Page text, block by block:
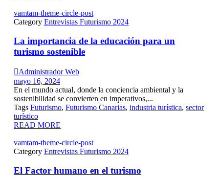
vamtam-theme-circle-post
Category Entrevistas Futurismo 2024
La importancia de la educación para un
turismo sostenible
Administrador Web
mayo 16, 2024
En el mundo actual, donde la conciencia ambiental y la
sostenibilidad se convierten en imperativos,...
Tags Futurismo, Futurismo Canarias, industria turística, sector
turístico
READ MORE
vamtam-theme-circle-post
Category Entrevistas Futurismo 2024
El Factor humano en el turismo